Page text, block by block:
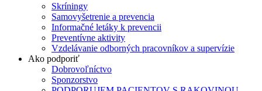
Skríningy
Samovyšetrenie a prevencia
Informačné letáky k prevencii
Preventívne aktivity
Vzdelávanie odborných pracovníkov a supervízie
Ako podporiť
Dobrovoľníctvo
Sponzorstvo